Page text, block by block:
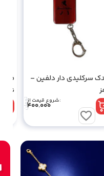
سرکلیدی دار دلفین –
شروع قیمت از: تومان400.000